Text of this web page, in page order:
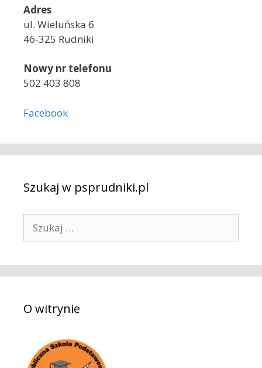
Adres
ul. Wieluńska 6
46-325 Rudniki
Nowy nr telefonu
502 403 808
Facebook
Szukaj w psprudniki.pl
k
a
:O witrynie